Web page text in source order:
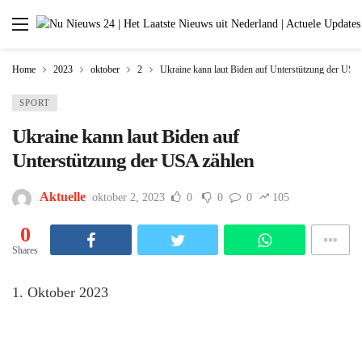
Home 2023 oktober 2 Ukraine kann laut Biden auf Unterstützung der USA
SPORT
Ukraine kann laut Biden auf
Unterstützung der USA zählen
Aktuelle oktober 2, 2023 0 0 0 105
0
Shares
1. Oktober 2023